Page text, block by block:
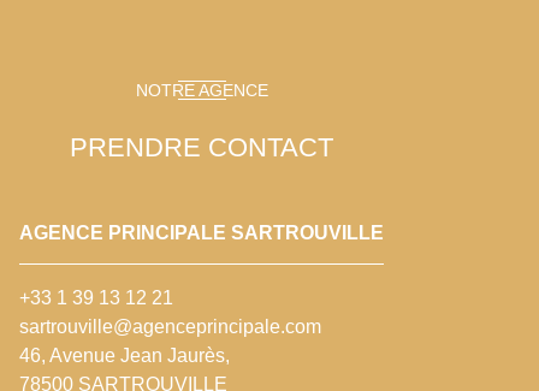
NOTRE AGENCE
PRENDRE CONTACT
AGENCE PRINCIPALE SARTROUVILLE
+33 1 39 13 12 21
sartrouville@agenceprincipale.com
46, Avenue Jean Jaurès,
78500 SARTROUVILLE